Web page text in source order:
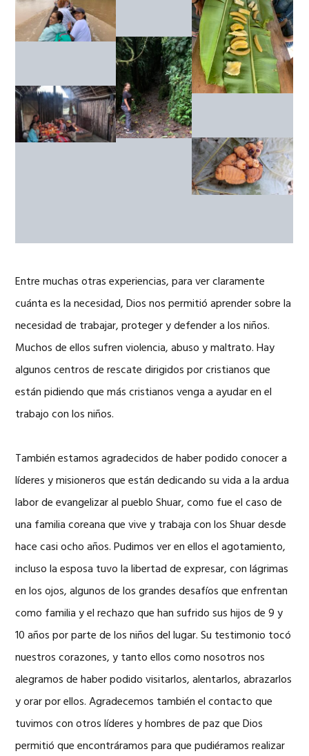
Entre muchas otras experiencias, para ver claramente
cuánta es la necesidad, Dios nos permitió aprender sobre la
necesidad de trabajar, proteger y defender a los niños.
Muchos de ellos sufren violencia, abuso y maltrato. Hay
algunos centros de rescate dirigidos por cristianos que
están pidiendo que más cristianos venga a ayudar en el
trabajo con los niños.
También estamos agradecidos de haber podido conocer a
líderes y misioneros que están dedicando su vida a la ardua
labor de evangelizar al pueblo Shuar, como fue el caso de
una familia coreana que vive y trabaja con los Shuar desde
hace casi ocho años. Pudimos ver en ellos el agotamiento,
incluso la esposa tuvo la libertad de expresar, con lágrimas
en los ojos, algunos de los grandes desafíos que enfrentan
como familia y el rechazo que han sufrido sus hijos de 9 y
10 años por parte de los niños del lugar. Su testimonio tocó
nuestros corazones, y tanto ellos como nosotros nos
alegramos de haber podido visitarlos, alentarlos, abrazarlos
y orar por ellos. Agradecemos también el contacto que
tuvimos con otros líderes y hombres de paz que Dios
permitió que encontráramos para que pudiéramos realizar